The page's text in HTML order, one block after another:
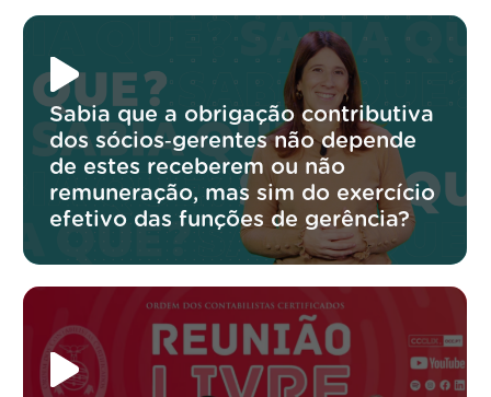
Sabia que a obrigação contributiva
dos sócios‑gerentes não depende
de estes receberem ou não
remuneração, mas sim do exercício
efetivo das funções de gerência?